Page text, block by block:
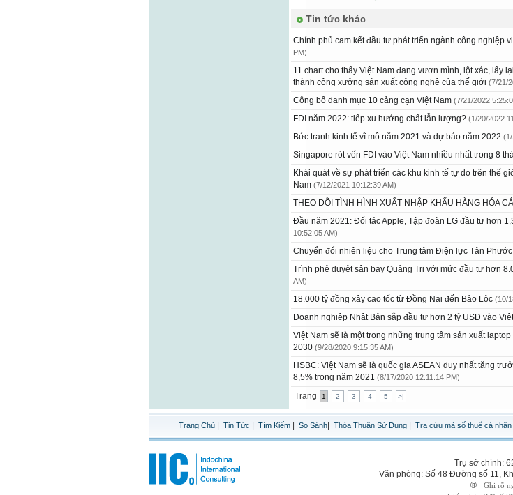
Tin tức khác
Chính phủ cam kết đầu tư phát triển ngành công nghiệp
PM)
11 chart cho thấy Việt Nam đang vươn mình, lột xác, lấy
thành công xưởng sản xuất công nghệ của thế giới (7/21/
Công bố danh mục 10 cảng cạn Việt Nam (7/21/2022
FDI năm 2022: tiếp xu hướng chất lẫn lượng? (1/20/2022
Bức tranh kinh tế vĩ mô năm 2021 và dự báo năm 2022
Singapore rót vốn FDI vào Việt Nam nhiều nhất trong 8
Khái quát về sự phát triển các khu kinh tế tự do trên thế
Nam (7/12/2021 10:12:39 AM)
THEO DÕI TÌNH HÌNH XUẤT NHẬP KHẨU HÀNG HÓA
Đầu năm 2021: Đối tác Apple, Tập đoàn LG đầu tư hơn
10:52:05 AM)
Chuyển đổi nhiên liệu cho Trung tâm Điện lực Tân Phước
Trình phê duyệt sân bay Quảng Trị với mức đầu tư hơn
AM)
18.000 tỷ đồng xây cao tốc từ Đồng Nai đến Bảo Lộc (10/
Doanh nghiệp Nhật Bản sắp đầu tư hơn 2 tỷ USD vào
Việt Nam sẽ là một trong những trung tâm sản xuất
2030 (9/28/2020 9:15:35 AM)
HSBC: Việt Nam sẽ là quốc gia ASEAN duy nhất tăng
8,5% trong năm 2021 (8/17/2020 12:11:14 PM)
Trang 1 2 3 4 5 >|
Trang Chủ Tin Tức Tìm Kiếm So Sánh Thỏa Thuận Sử Dụng Tra cứu mã số thuế cá nhân
Trụ sở chính:
Văn phòng: Số 48 Đường số 11,
®
Ghi rõ